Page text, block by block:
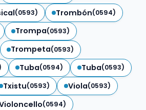
(0593) Trombón(0594)
Trompa(0593)
Trompeta(0593)
Tuba(0594) Tuba(0593)
Txistu(0593) Viola(0593)
(0594)